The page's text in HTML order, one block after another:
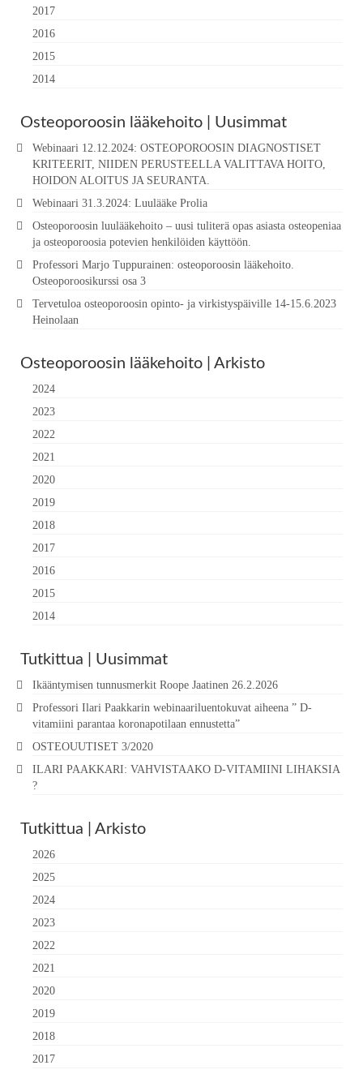
2017
2016
2015
2014
Osteoporoosin lääkehoito | Uusimmat
Webinaari 12.12.2024: OSTEOPOROOSIN DIAGNOSTISET
KRITEERIT, NIIDEN PERUSTEELLA VALITTAVA HOITO,
HOIDON ALOITUS JA SEURANTA.
Webinaari 31.3.2024: Luulääke Prolia
Osteoporoosin luulääkehoito – uusi tuliterä opas asiasta osteopeniaa
ja osteoporoosia potevien henkilöiden käyttöön.
Professori Marjo Tuppurainen: osteoporoosin lääkehoito.
Osteoporoosikurssi osa 3
Tervetuloa osteoporoosin opinto- ja virkistyspäiville 14-15.6.2023
Heinolaan
Osteoporoosin lääkehoito | Arkisto
2024
2023
2022
2021
2020
2019
2018
2017
2016
2015
2014
Tutkittua | Uusimmat
Ikääntymisen tunnusmerkit Roope Jaatinen 26.2.2026
Professori Ilari Paakkarin webinaariluentokuvat aiheena ” D-
vitamiini parantaa koronapotilaan ennustetta”
OSTEOUUTISET 3/2020
ILARI PAAKKARI: VAHVISTAAKO D-VITAMIINI LIHAKSIA
?
Tutkittua | Arkisto
2026
2025
2024
2023
2022
2021
2020
2019
2018
2017